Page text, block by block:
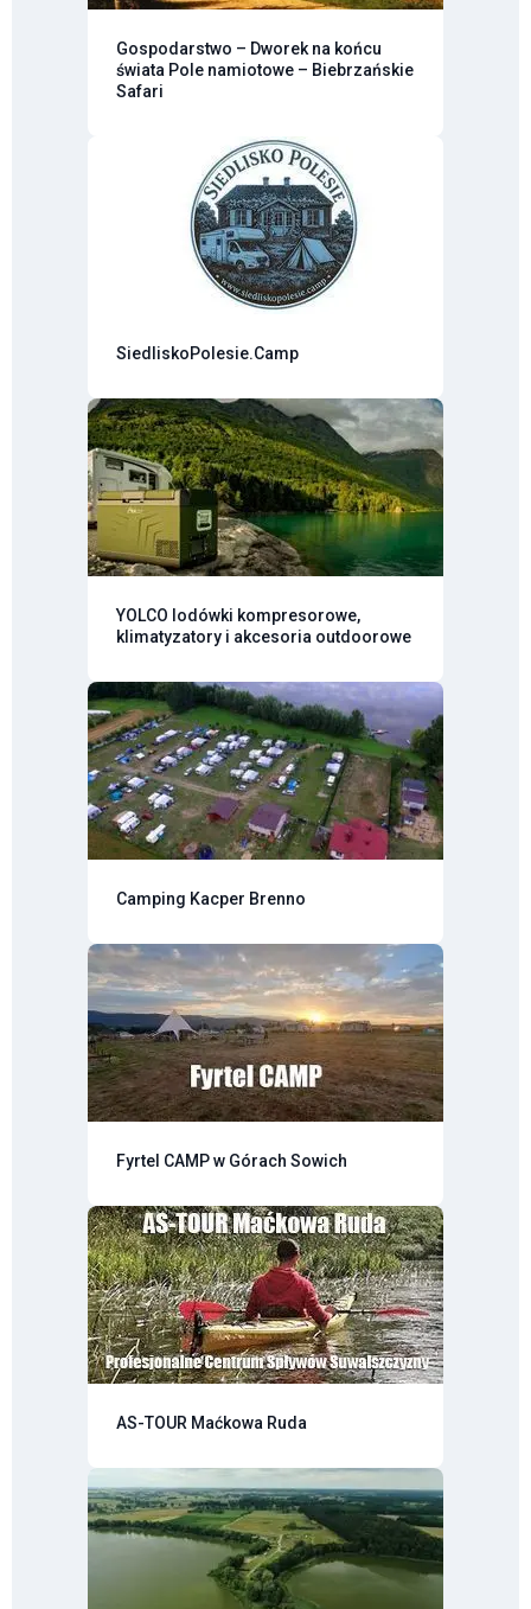
Gospodarstwo – Dworek na końcu
świata Pole namiotowe – Biebrzańskie
Safari
SiedliskoPolesie.Camp
YOLCO lodówki kompresorowe,
klimatyzatory i akcesoria outdoorowe
Camping Kacper Brenno
Fyrtel CAMP w Górach Sowich
AS-TOUR Maćkowa Ruda